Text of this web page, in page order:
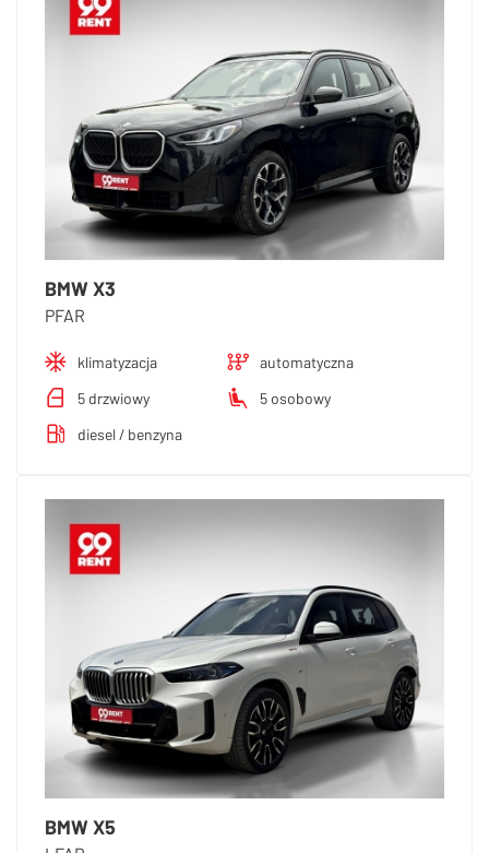
BMW X3
PFAR
klimatyzacja
automatyczna
5 drzwiowy
5 osobowy
diesel / benzyna
BMW X5